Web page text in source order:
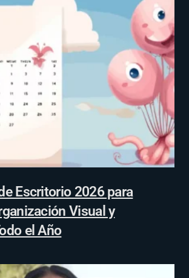
Escritorio 2026 para
Visual y
el Año